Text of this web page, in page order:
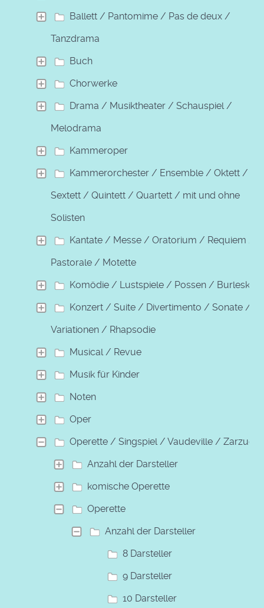
Ballett / Pantomime / Pas de deux /
Tanzdrama
Buch
Chorwerke
Drama / Musiktheater / Schauspiel /
Melodrama
Kammeroper
Kammerorchester / Ensemble / Oktett /
Sextett / Quintett / Quartett / mit und ohne
Solisten
Kantate / Messe / Oratorium / Requiem /
Pastorale / Motette
Komödie / Lustspiele / Possen / Burleske
Konzert / Suite / Divertimento / Sonate /
Variationen / Rhapsodie
Musical / Revue
Musik für Kinder
Noten
Oper
Operette / Singspiel / Vaudeville / Zarzuela
Anzahl der Darsteller
komische Operette
Operette
Anzahl der Darsteller
8 Darsteller
9 Darsteller
10 Darsteller